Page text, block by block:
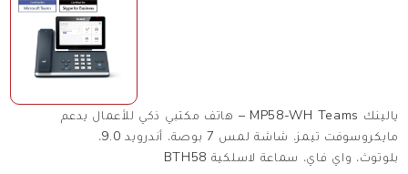
يالينك MP58-WH Teams – هاتف مكتبي ذكي للأعمال يدعم
مايكروسوفت تيمز، شاشة لمس 7 بوصة، أندرويد 9.0،
بلوتوث، واي فاي، سماعة لاسلكية BTH58